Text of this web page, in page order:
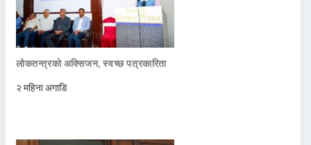
लोकतन्त्रको अक्सिजन, स्वच्छ पत्रकारिता
२ महिना अगाडि